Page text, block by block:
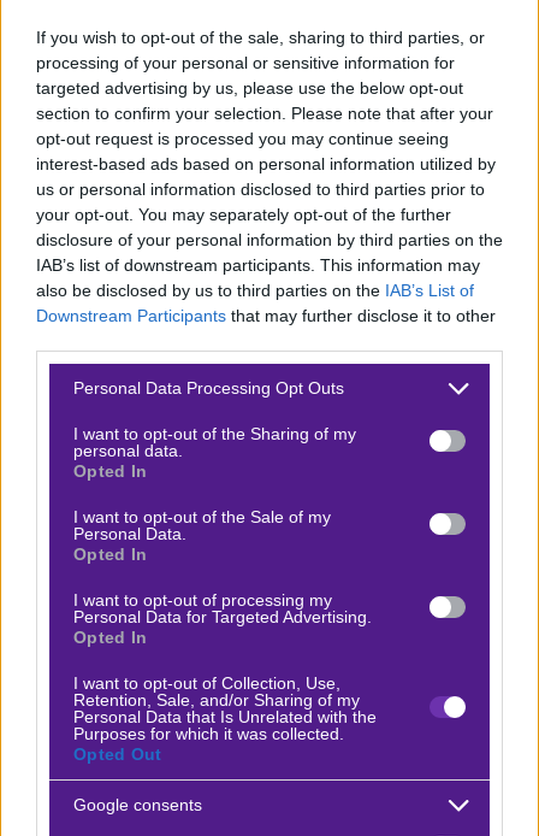
If you wish to opt-out of the sale, sharing to third parties, or
processing of your personal or sensitive information for
targeted advertising by us, please use the below opt-out
section to confirm your selection. Please note that after your
opt-out request is processed you may continue seeing
interest-based ads based on personal information utilized by
us or personal information disclosed to third parties prior to
your opt-out. You may separately opt-out of the further
disclosure of your personal information by third parties on the
IAB’s list of downstream participants. This information may
also be disclosed by us to third parties on the IAB’s List of
Downstream Participants that may further disclose it to other
Please note that this website/app uses one or more Google
not limited to your visit or usage behaviour. You may click to
grant or deny consent to Google and its third-party tags to
use your data for below specified purposes in below Google
consent section.
Personal Data Processing Opt Outs
I want to opt-out of the Sharing of my
personal data.
Opted In
I want to opt-out of the Sale of my
Personal Data.
Opted In
I want to opt-out of processing my
Personal Data for Targeted Advertising.
Opted In
I want to opt-out of Collection, Use,
Retention, Sale, and/or Sharing of my
Personal Data that Is Unrelated with the
Purposes for which it was collected.
Opted Out
Google consents
μεγάλη λίστα με τους τραυματίες, κάνει ακόμα
καλύτερο το σενάριο. Ζοάν Γκαρσία, Κασαντό και
Ραφίνια είναι έτοιμοι και θα μπουν στην αποστολή.
Λείπει ο Ντε Γιονγκ με κάρτες, ο Πέδρι που αναμένεται
να μπει σε προπονήσεις την άλλη εβδομάδα και
μακροχρόνια ο Γκάβι.
Σερί τα Over
Η Μπαρτσελόνα μετράει13 διαδοχικά Over 2.5 γκολ
σε Ισπανία και Ευρώπη, και αντίστοιχα 10 σερί
Goal/Goal.Τελευταία φορά που κράτησε ανέπαφη την
στις 21 Σεπτεμβρίου, σε ένα εντός έδρας παιχνίδι με
τη Χετάφε. Η Αθλέτικ Μπιλμπάο, αντίθετα, είναι σαφώς
πιο σφιχτή, δεν κάνει την πορεία που θα ήθελε ως
τώρα, αλλά σίγουρα παραμένει μια ποιοτική ομάδα,
που θα βρει τις φάσεις της και θα προσπαθήσει να
χαλάσει τη γιορτή στο «Καμπ Νόου». Με βάση όλα τα
στο στυλ του παιχνιδιού, εξ ου και το Bet Builder με
γκολ και νικήτρια την Μπάρσα στη Novibet
Δείτε με ένα κλικ τις καλύτερες προσφορές της ημέρας